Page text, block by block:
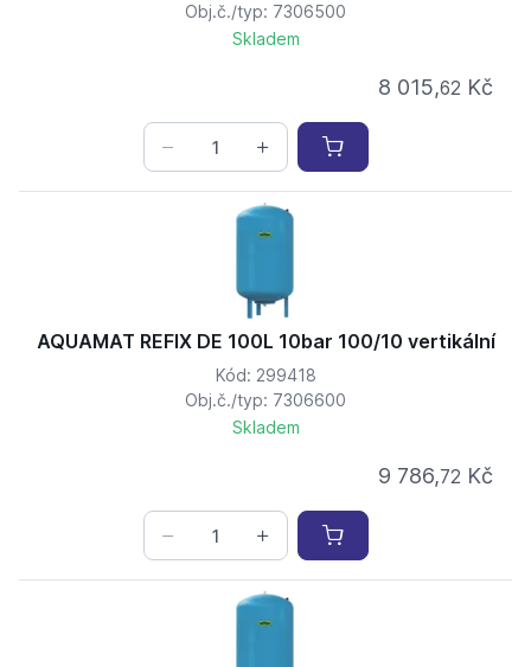
Obj.č./typ: 7306500
Skladem
8 015,62 Kč
AQUAMAT REFIX DE 100L 10bar 100/10 vertikální
Kód: 299418
Obj.č./typ: 7306600
Skladem
9 786,72 Kč